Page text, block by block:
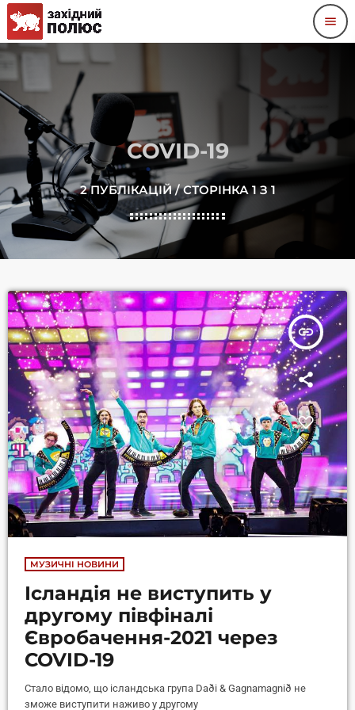
menu
COVID-19
2 ПУБЛІКАЦІЙ / СТОРІНКА 1 З 1
insert_link
МУЗИЧНІ НОВИНИ
Ісландія не виступить у
другому півфіналі
Євробачення-2021 через
COVID-19
Стало відомо, що ісландська група Daði & Gagnamagnið не
зможе виступити наживо у другому